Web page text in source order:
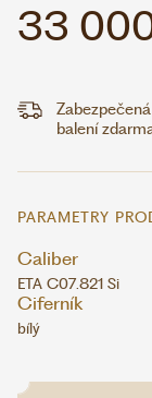
33
balení
PARAMETRY
Caliber
ETA C07.821 Si
Ciferník
bílý